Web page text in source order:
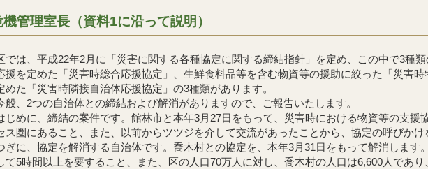
機管理室長（資料1に沿って説明）
は、平成22年2月に「災害に関する各種協定に関する締結指針」を定め、この中で3種
援を定めた「災害時総合応援協定」、生鮮食料品等を含む物資等の援助に絞った「災害
めた「災害時隣接自治体応援協定」の3種類があります。
、2つの自治体との締結および解消がありますので、ご報告いたします。
めに、締結の案件です。館林市と本年3月27日をもって、災害時における物資等の支援
ス圏にあること、また、以前からツツジを介して交流があったことから、協定の呼びか
に、協定を解消する自治体です。喬木村との協定を、本年3月31日をもって解消します
て5時間以上を要すること、また、区の人口70万人に対し、喬木村の人口は6,600人であ